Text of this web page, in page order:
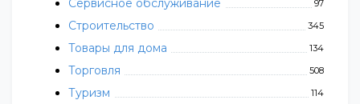
97
Строительство 345
Товары для дома 134
Торговля 508
Туризм 114